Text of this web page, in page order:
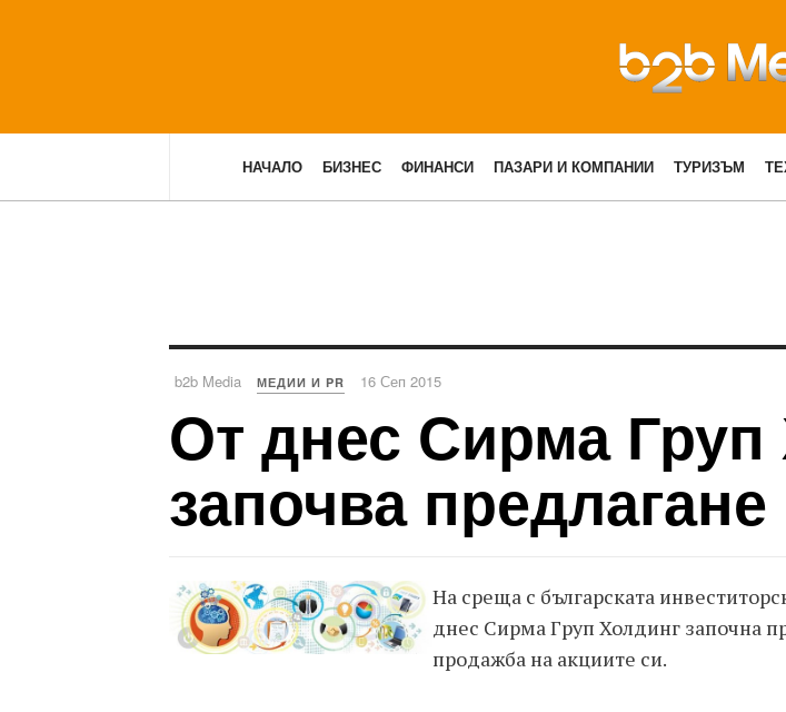
НАЧАЛО БИЗНЕС ФИНАНСИ ПАЗАРИ И КОМПАНИИ ТУРИЗЪМ
b2b Media МЕДИИ И PR 16 Сеп 2015
От днес Сирма
започва
На среща с българската
днес Сирма Груп Холдинг започна
продажба на акциите си.